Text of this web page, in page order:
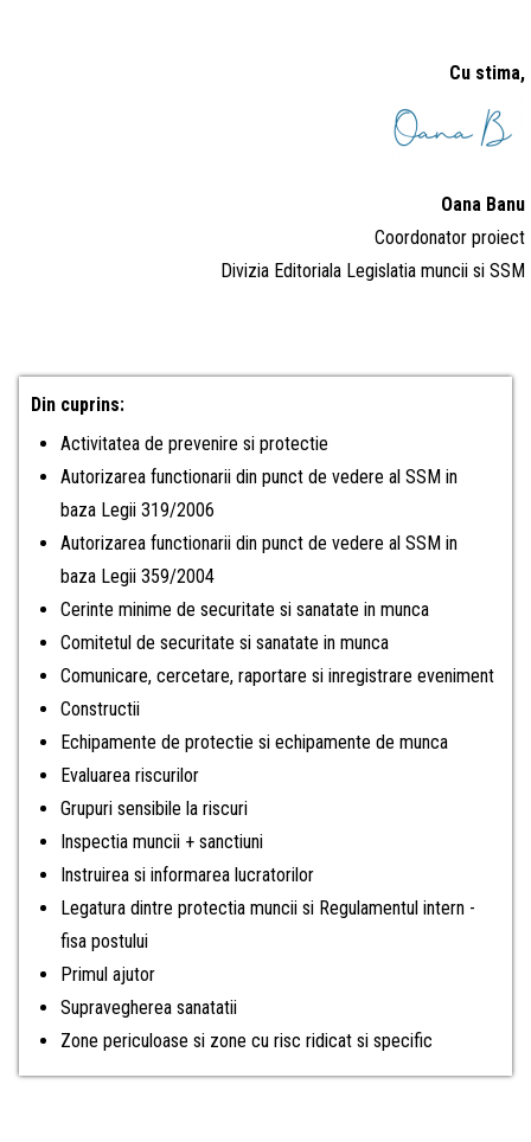
Cu stima,
Oana Banu
Coordonator proiect
Divizia Editoriala Legislatia muncii si SSM
Din cuprins:
Activitatea de prevenire si protectie
Autorizarea functionarii din punct de vedere al SSM in
baza Legii 319/2006
Autorizarea functionarii din punct de vedere al SSM in
baza Legii 359/2004
Cerinte minime de securitate si sanatate in munca
Comitetul de securitate si sanatate in munca
Comunicare, cercetare, raportare si inregistrare eveniment
Constructii
Echipamente de protectie si echipamente de munca
Evaluarea riscurilor
Grupuri sensibile la riscuri
Inspectia muncii + sanctiuni
Instruirea si informarea lucratorilor
Legatura dintre protectia muncii si Regulamentul intern -
fisa postului
Primul ajutor
Supravegherea sanatatii
Zone periculoase si zone cu risc ridicat si specific